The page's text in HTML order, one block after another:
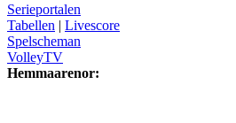
Serieportalen
Tabellen | Livescore
Spelscheman
VolleyTV
Hemmaarenor: